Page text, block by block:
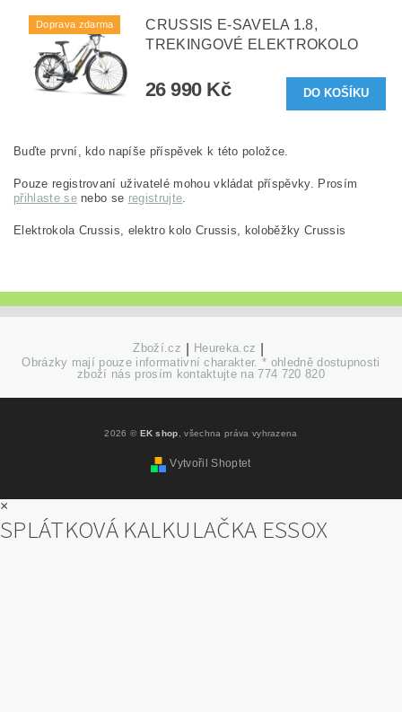
Doprava zdarma
CRUSSIS E-SAVELA 1.8,
TREKINGOVÉ ELEKTROKOLO
26 990 Kč
Buďte první, kdo napíše příspěvek k této položce.
Pouze registrovaní uživatelé mohou vkládat příspěvky. Prosím
přihlaste senebo se registrujte
Elektrokola Crussis, elektro kolo Crussis, koloběžky Crussis
Zboží.cz Heureka.cz
Obrázky mají pouze informativní charakter. * ohledně dostupnosti
zboží nás prosím kontaktujte na 774 720 820
2026 © EK shop , všechna práva vyhrazena
Vytvořil Shoptet
×
SPLÁTKOVÁ KALKULAČKA ESSOX